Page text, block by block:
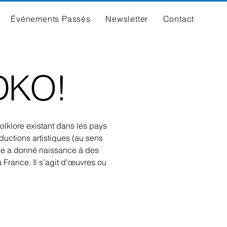
Événements Passés Newsletter Contact
existant dans les pays
artistiques (au sens
a donné naissance à des
Il s’agit d’œuvres ou